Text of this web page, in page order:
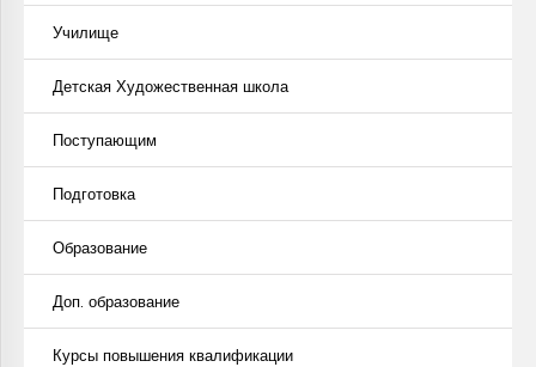
Училище
Детская Художественная школа
Поступающим
Подготовка
Образование
Доп. образование
Курсы повышения квалификации